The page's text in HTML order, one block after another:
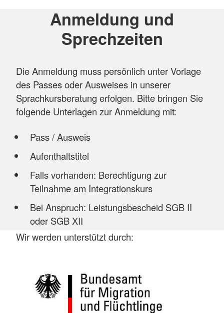
Anmeldung und
Sprechzeiten
Die Anmeldung muss persönlich unter Vorlage
des Passes oder Ausweises in unserer
Sprachkursberatung erfolgen. Bitte bringen Sie
folgende Unterlagen zur Anmeldung mit:
Pass / Ausweis
Aufenthaltstitel
Falls vorhanden: Berechtigung zur
Teilnahme am Integrationskurs
Bei Anspruch: Leistungsbescheid SGB II
oder SGB XII
Wir werden unterstützt durch: